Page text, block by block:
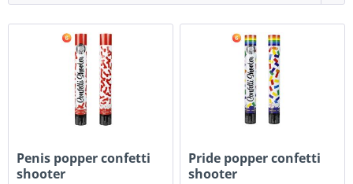
Penis popper confetti
shooter
Pride popper confetti
shooter